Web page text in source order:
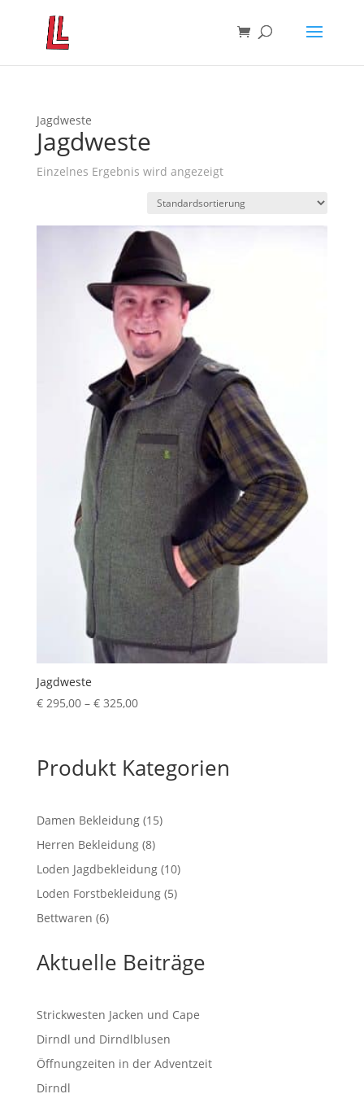
Jagdweste
Jagdweste
Einzelnes Ergebnis wird angezeigt
Jagdweste
€295,00 – €325,00Preisspanne:
Produkt Kategorien
Damen Bekleidung 1515
Herren Bekleidung 88
Produkte
Loden Jagdbekleidung 1010
Loden Forstbekleidung 55
Bettwaren 66
Aktuelle Beiträge
Strickwesten Jacken und Cape
Dirndl und Dirndlblusen
Öffnungzeiten in der Adventzeit
Dirndl